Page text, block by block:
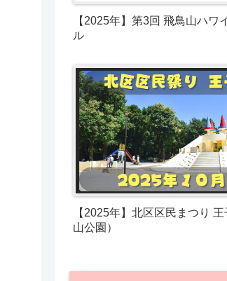
【2025年】第3回 飛鳥山ハワ
ル
【2025年】北区区民まつり
山公園）